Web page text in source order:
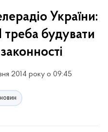
України:
треба будувати
2014 року о 09:45